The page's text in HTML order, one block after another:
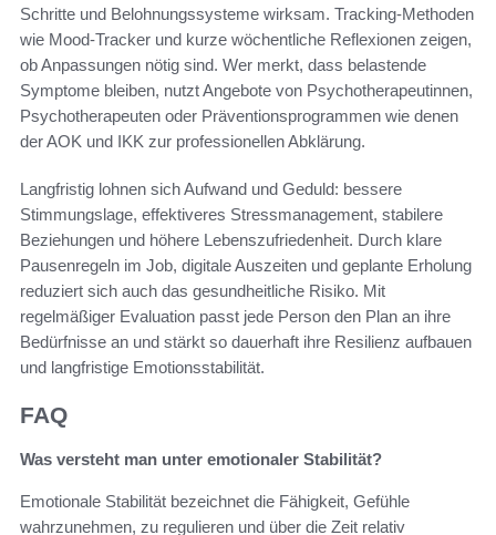
Schritte und Belohnungssysteme wirksam. Tracking‑Methoden
wie Mood‑Tracker und kurze wöchentliche Reflexionen zeigen,
ob Anpassungen nötig sind. Wer merkt, dass belastende
Symptome bleiben, nutzt Angebote von Psychotherapeutinnen,
Psychotherapeuten oder Präventionsprogrammen wie denen
der AOK und IKK zur professionellen Abklärung.
Langfristig lohnen sich Aufwand und Geduld: bessere
Stimmungslage, effektiveres Stressmanagement, stabilere
Beziehungen und höhere Lebenszufriedenheit. Durch klare
Pausenregeln im Job, digitale Auszeiten und geplante Erholung
reduziert sich auch das gesundheitliche Risiko. Mit
regelmäßiger Evaluation passt jede Person den Plan an ihre
Bedürfnisse an und stärkt so dauerhaft ihre Resilienz aufbauen
und langfristige Emotionsstabilität.
FAQ
Was versteht man unter emotionaler Stabilität?
Emotionale Stabilität bezeichnet die Fähigkeit, Gefühle
wahrzunehmen, zu regulieren und über die Zeit relativ